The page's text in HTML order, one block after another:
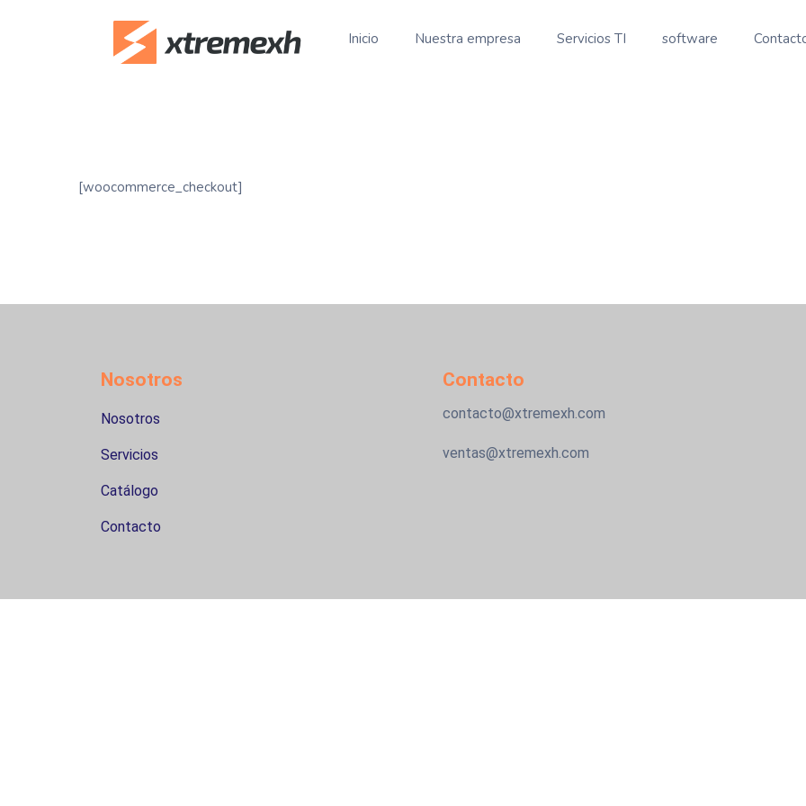
Inicio Nuestra empresa Servicios TI software
[woocommerce_checkout]
Nosotros
Nosotros
Servicios
Catálogo
Contacto
Contacto
contacto@xtremexh.com
ventas@xtremexh.com